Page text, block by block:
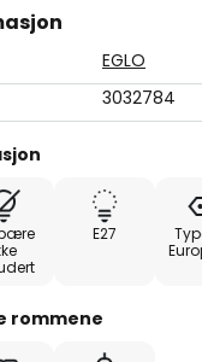
EGLO
3032784
E27
rommene